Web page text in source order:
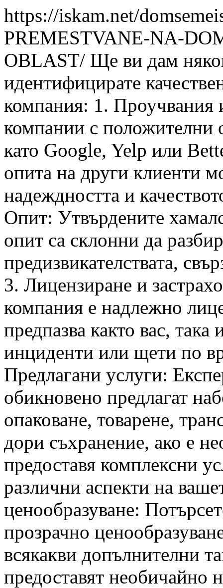
https://iskam.net/
PREMESTVANE-NA-
OBLAST/ Ще ви дам
идентифицирате
компания: 1. Проучвания
компании с положителни
като Google, Yelp или
опита на други клиенти
надеждността и
Опит: Утвърдените
опит са склонни да
предизвикателствата,
3. Лицензиране и
компания е надлежно
предпазва както вас,
инциденти или щети по
Предлагани услуги:
обикновено предлагат
опаковане, товарене,
дори съхранение, ако е
предоставя комплексни
различни аспекти на
ценообразуване:
прозрачно
всякакви допълнителни
предоставят необичайно